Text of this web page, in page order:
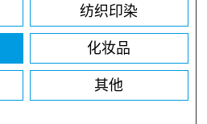
纺织印染
化妆品
其他